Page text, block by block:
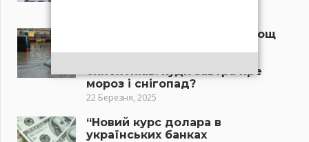
Потужна злива і могутній дощ
синоптиків: куди завтра пре
мороз і снігопад?
22 Березня, 2025
“Новий курс долара в
українських банках